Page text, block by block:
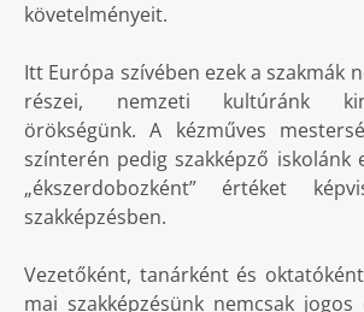
követelményeit.
Itt Európa szívében ezek a szakmák
részei, nemzeti kultúránk
örökségünk. A kézműves
színterén pedig szakképző iskolánk
„ékszerdobozként” értéket
szakképzésben.
Vezetőként, tanárként és
mai szakképzésünk nemcsak